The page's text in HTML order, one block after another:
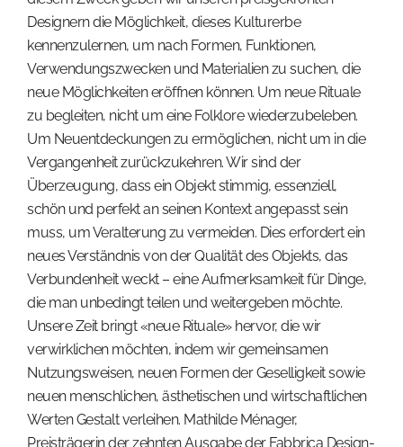
Designern die Möglichkeit, dieses Kulturerbe
kennenzulernen, um nach Formen, Funktionen,
Verwendungszwecken und Materialien zu suchen, die
neue Möglichkeiten eröffnen können. Um neue Rituale
zu begleiten, nicht um eine Folklore wiederzubeleben.
Um Neuentdeckungen zu ermöglichen, nicht um in die
Vergangenheit zurückzukehren. Wir sind der
Überzeugung, dass ein Objekt stimmig, essenziell,
schön und perfekt an seinen Kontext angepasst sein
muss, um Veralterung zu vermeiden. Dies erfordert ein
neues Verständnis von der Qualität des Objekts, das
Verbundenheit weckt – eine Aufmerksamkeit für Dinge,
die man unbedingt teilen und weitergeben möchte.
Unsere Zeit bringt «neue Rituale» hervor, die wir
verwirklichen möchten, indem wir gemeinsamen
Nutzungsweisen, neuen Formen der Geselligkeit sowie
neuen menschlichen, ästhetischen und wirtschaftlichen
Werten Gestalt verleihen. Mathilde Ménager,
Preisträgerin der zehnten Ausgabe der Fabbrica Design-